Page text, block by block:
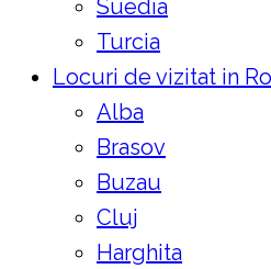
Suedia
Turcia
Locuri de vizitat in
Alba
Brasov
Buzau
Cluj
Harghita